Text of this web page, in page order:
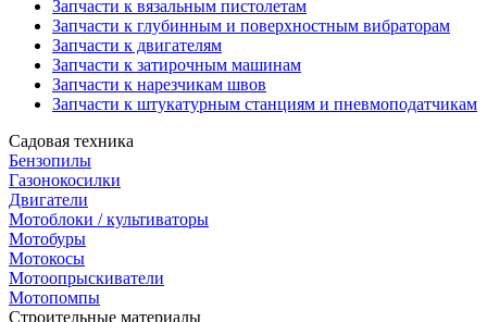
Запчасти к вязальным пистолетам
Запчасти к глубинным и поверхностным вибраторам
Запчасти к двигателям
Запчасти к затирочным машинам
Запчасти к нарезчикам швов
Запчасти к штукатурным станциям и пневмоподатчикам
Садовая техника
Бензопилы
Газонокосилки
Двигатели
Мотоблоки / культиваторы
Мотобуры
Мотокосы
Мотоопрыскиватели
Мотопомпы
Строительные материалы